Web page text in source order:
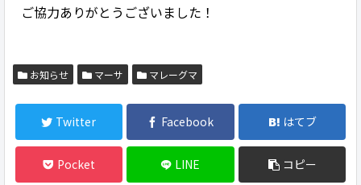
ご協力ありがとうございました！
お知らせ マーサ マレーグマ
Twitter Facebook はてブ
Pocket LINE コピー